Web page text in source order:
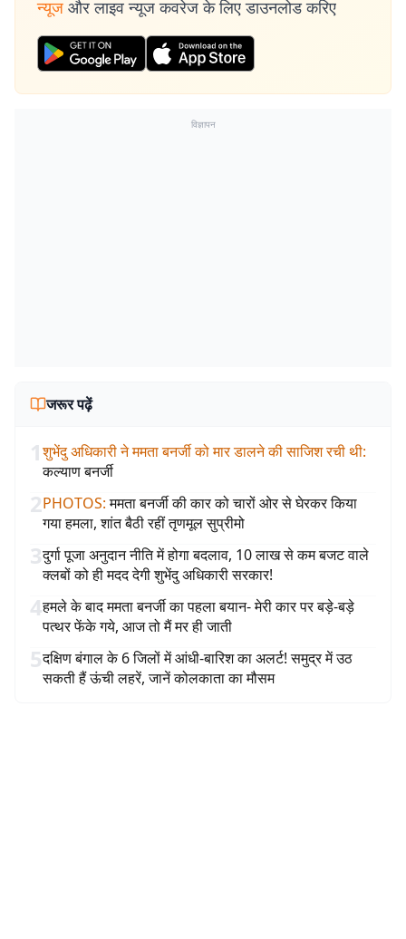
न्यूज और लाइव न्यूज कवरेज के लिए डाउनलोड करिए
विज्ञापन
जरूर पढ़ें
1शुभेंदु अधिकारी ने ममता बनर्जी को मार डालने की साजिश रची थी:
कल्याण बनर्जी
2PHOTOS: ममता बनर्जी की कार को चारों ओर से घेरकर किया
गया हमला, शांत बैठी रहीं तृणमूल सुप्रीमो
3दुर्गा पूजा अनुदान नीति में होगा बदलाव, 10 लाख से कम बजट वाले
क्लबों को ही मदद देगी शुभेंदु अधिकारी सरकार!
4हमले के बाद ममता बनर्जी का पहला बयान- मेरी कार पर बड़े-बड़े
पत्थर फेंके गये, आज तो मैं मर ही जाती
5दक्षिण बंगाल के 6 जिलों में आंधी-बारिश का अलर्ट! समुद्र में उठ
सकती हैं ऊंची लहरें, जानें कोलकाता का मौसम